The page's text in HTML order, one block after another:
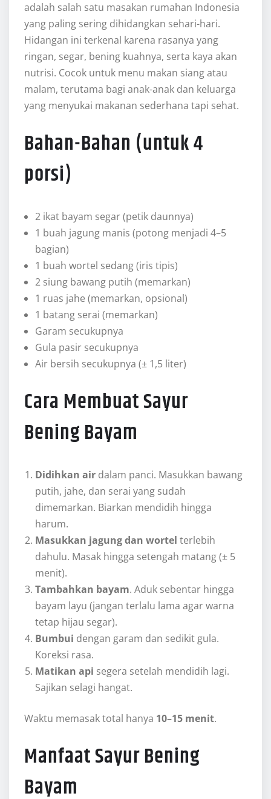
adalah salah satu masakan rumahan Indonesia
yang paling sering dihidangkan sehari-hari.
Hidangan ini terkenal karena rasanya yang
ringan, segar, bening kuahnya, serta kaya akan
nutrisi. Cocok untuk menu makan siang atau
malam, terutama bagi anak-anak dan keluarga
yang menyukai makanan sederhana tapi sehat.
Bahan-Bahan (untuk 4
porsi)
2 ikat bayam segar (petik daunnya)
1 buah jagung manis (potong menjadi 4–5
bagian)
1 buah wortel sedang (iris tipis)
2 siung bawang putih (memarkan)
1 ruas jahe (memarkan, opsional)
1 batang serai (memarkan)
Garam secukupnya
Gula pasir secukupnya
Air bersih secukupnya (± 1,5 liter)
Cara Membuat Sayur
Bening Bayam
Didihkan air dalam panci. Masukkan bawang
putih, jahe, dan serai yang sudah
dimemarkan. Biarkan mendidih hingga
harum.
Masukkan jagung dan wortel terlebih
dahulu. Masak hingga setengah matang (± 5
menit).
Tambahkan bayam. Aduk sebentar hingga
bayam layu (jangan terlalu lama agar warna
tetap hijau segar).
Bumbui dengan garam dan sedikit gula.
Koreksi rasa.
Matikan api segera setelah mendidih lagi.
Sajikan selagi hangat.
Waktu memasak total hanya 10–15 menit.
Manfaat Sayur Bening
Bayam